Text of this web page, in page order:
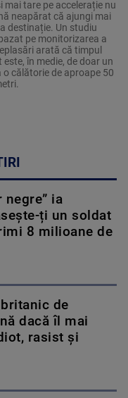
mai tare pe accelerație nu
neapărat că ajungi mai
destinație. Un studiu
pe monitorizarea a
arată că timpul
în medie, de doar un
o călătorie de aproape 50
negre” ia
ți un soldat
8 milioane de
de
dacă îl mai
rasist și